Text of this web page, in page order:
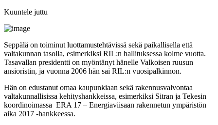
Kuuntele juttu
Seppälä on toiminut luottamustehtävissä sekä paikallisella että
valtakunnan tasolla, esimerkiksi RIL:n hallituksessa kolme vuotta.
Tasavallan presidentti on myöntänyt hänelle Valkoisen ruusun
ansioristin, ja vuonna 2006 hän sai RIL:n vuosipalkinnon.
Hän on edustanut omaa kaupunkiaan sekä rakennusvalvontaa
valtakunnallisissa kehityshankkeissa, esimerkiksi Sitran ja Tekesin
koordinoimassa ERA 17 – Energiaviisaan rakennetun ympäristön
aika 2017 -hankkeessa.